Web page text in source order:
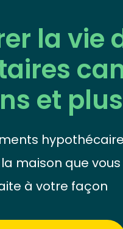
la vie
et plus
maison que
à votre façon